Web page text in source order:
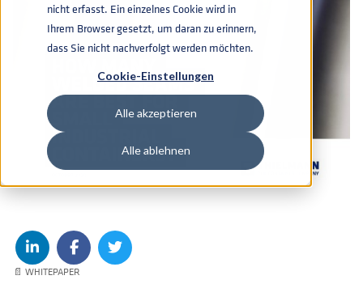
nicht erfasst. Ein einzelnes Cookie wird in
Ihrem Browser gesetzt, um daran zu erinnern,
dass Sie nicht nachverfolgt werden möchten.
Cookie-Einstellungen
Alle akzeptieren
Alle ablehnen
📄 WHITEPAPER